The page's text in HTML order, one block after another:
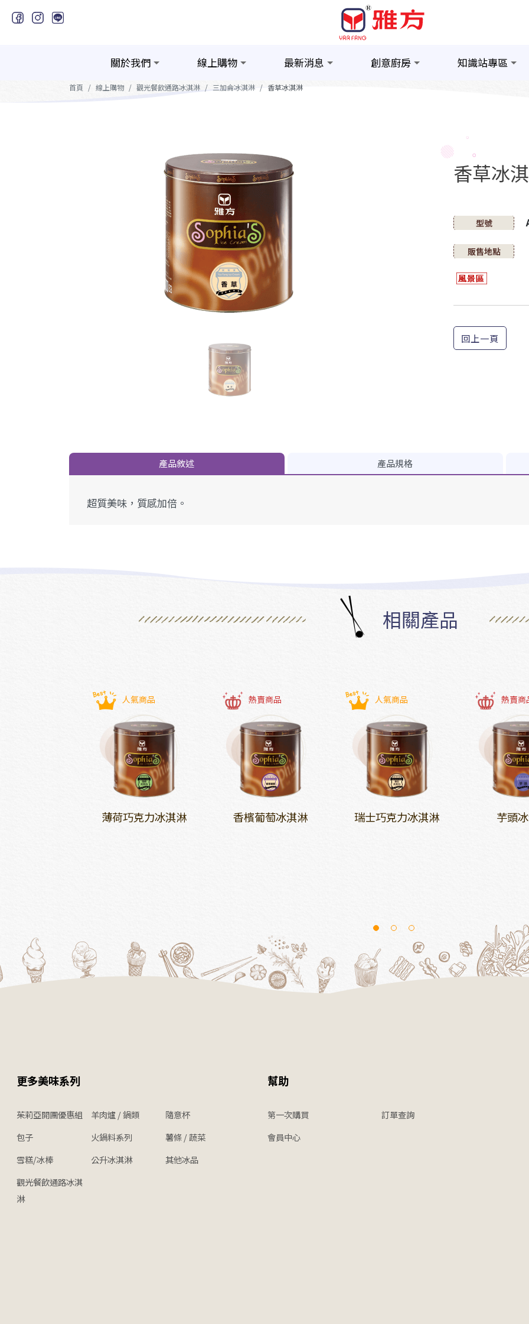
關於我們 線上購物 最新消息 創意廚房 知識站專區
首頁 線上購物 觀光餐飲通路冰淇淋 三加侖冰淇淋 香草冰淇淋
香草冰
型號
販售地點
回上一頁
產品敘述 產品規格
超質美味，質感加倍。
相關產品
人氣商品
薄荷巧克力冰淇淋
熱賣商品
香檳葡萄冰淇淋
人氣商品
瑞士巧克力冰淇淋
熱賣商
芋頭
更多美味系列
茱莉亞開團優惠組 羊肉爐 / 鍋類
隨意杯
包子
火鍋料系列
薯條 / 蔬菜
雪糕/冰棒
公升冰淇淋
其他冰品
觀光餐飲通路冰淇
淋
幫助
第一次購買
訂單查詢
會員中心